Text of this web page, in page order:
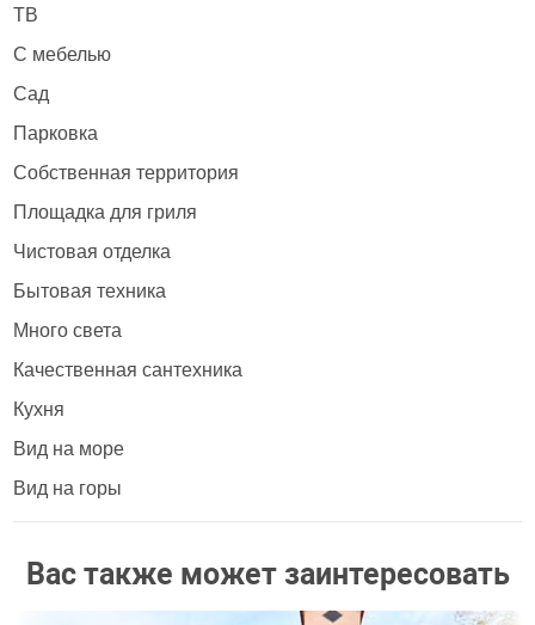
ТВ
С мебелью
Сад
Парковка
Собственная территория
Площадка для гриля
Чистовая отделка
Бытовая техника
Много света
Качественная сантехника
Кухня
Вид на море
Вид на горы
Вас также может заинтересовать